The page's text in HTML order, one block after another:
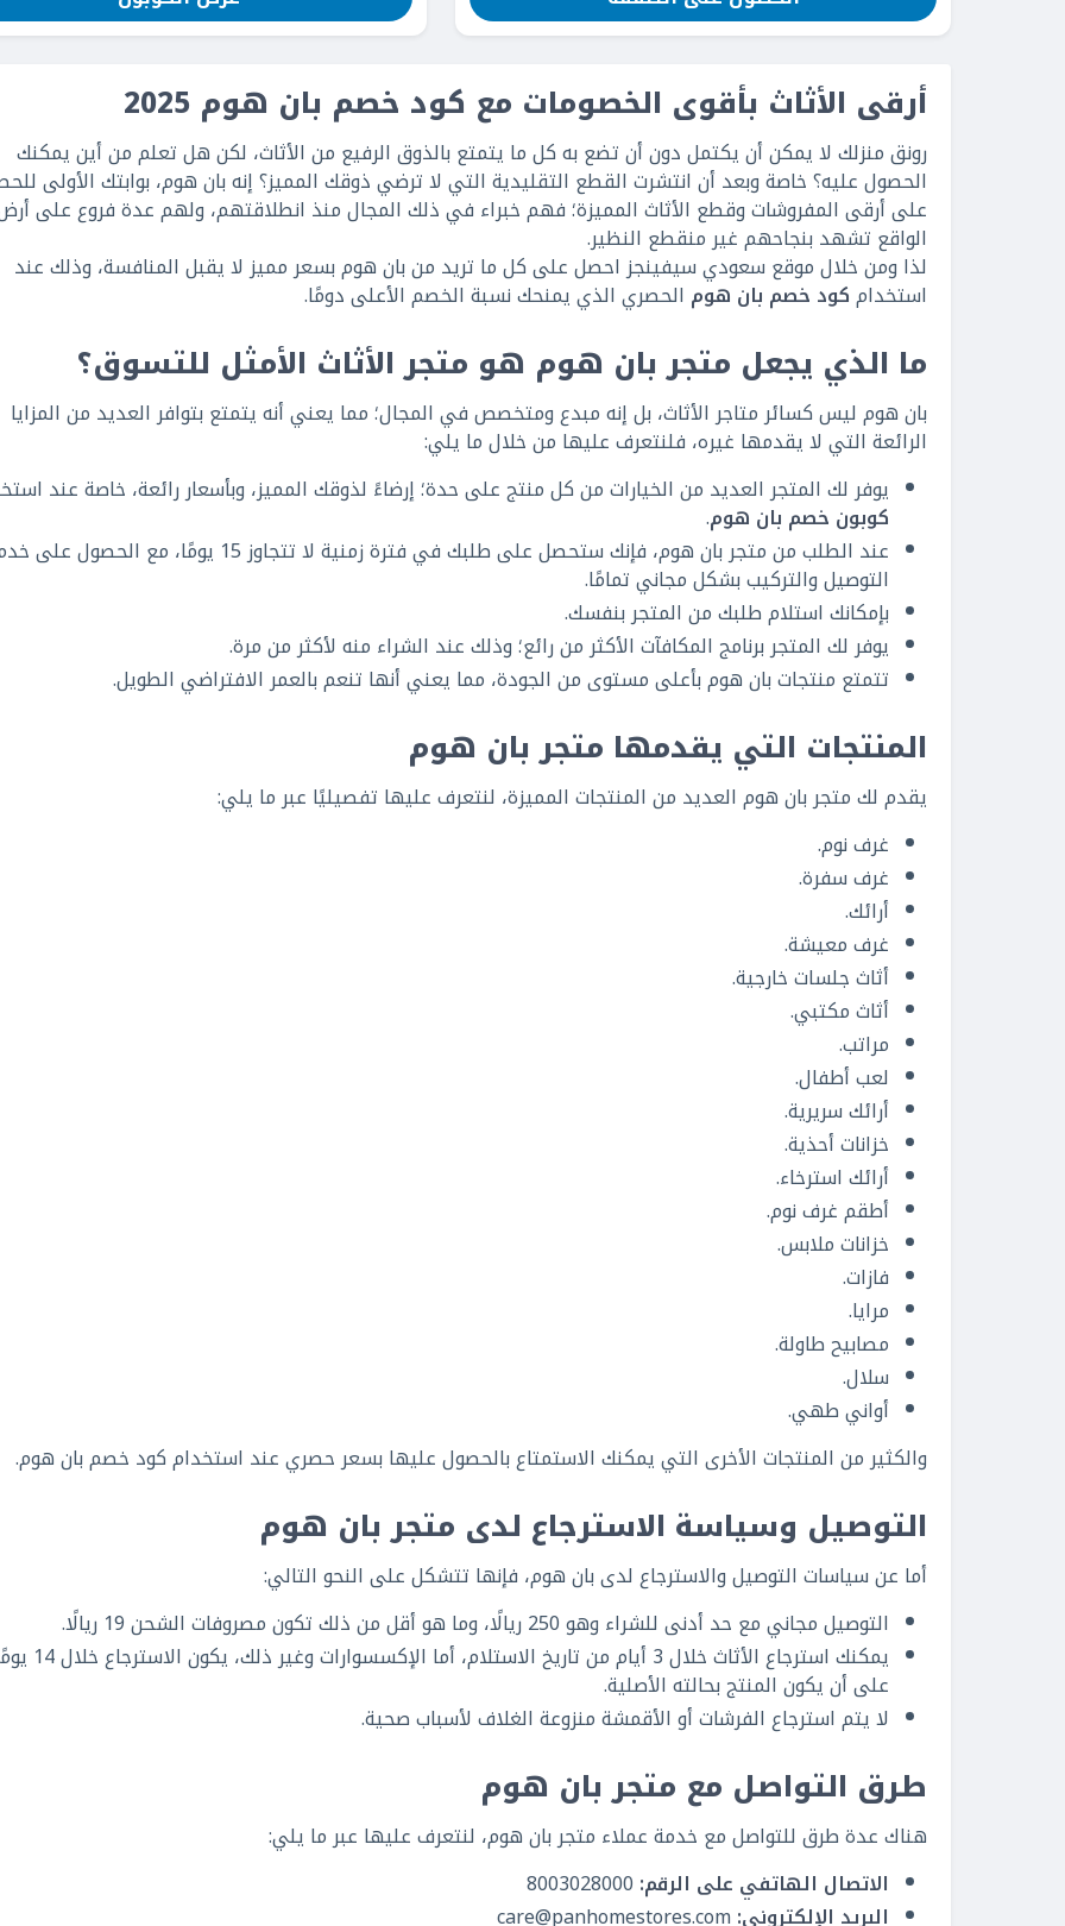
أرقى الأثاث بأقوى الخصومات مع كود خصم بان هوم 2025
رونق منزلك لا يمكن أن يكتمل دون أن تضع به كل ما يتمتع بالذوق الرفيع من الأثاث، لكن هل تعلم من أين يمكنك
الحصول عليه؟ خاصة وبعد أن انتشرت القطع التقليدية التي لا ترضي ذوقك المميز؟ إنه بان هوم، بوابتك الأولى
على أرقى المفروشات وقطع الأثاث المميزة؛ فهم خبراء في ذلك المجال منذ انطلاقتهم، ولهم عدة فروع على
الواقع تشهد بنجاحهم غير منقطع النظير.
لذا ومن خلال موقع سعودي سيفينجز احصل على كل ما تريد من بان هوم بسعر مميز لا يقبل المنافسة، وذلك عند
استخدامكود خصم بان هوم الحصري الذي يمنحك نسبة الخصم الأعلى دومًا.
ما الذي يجعل متجر بان هوم هو متجر الأثاث الأمثل للتسوق؟
بان هوم ليس كسائر متاجر الأثاث، بل إنه مبدع ومتخصص في المجال؛ مما يعني أنه يتمتع بتوافر العديد من المزايا
الرائعة التي لا يقدمها غيره، فلنتعرف عليها من خلال ما يلي:
يوفر لك المتجر العديد من الخيارات من كل منتج على حدة؛ إرضاءً لذوقك المميز، وبأسعار رائعة، خاصة عند
كوبون خصم بان هوم.
عند الطلب من متجر بان هوم، فإنك ستحصل على طلبك في فترة زمنية لا تتجاوز 15 يومًا، مع
التوصيل والتركيب بشكل مجاني تمامًا.
بإمكانك استلام طلبك من المتجر بنفسك.
يوفر لك المتجر برنامج المكافآت الأكثر من رائع؛ وذلك عند الشراء منه لأكثر من مرة.
تتمتع منتجات بان هوم بأعلى مستوى من الجودة، مما يعني أنها تنعم بالعمر الافتراضي الطويل.
المنتجات التي يقدمها متجر بان هوم
يقدم لك متجر بان هوم العديد من المنتجات المميزة، لنتعرف عليها تفصيليًا عبر ما يلي:
غرف نوم.
غرف سفرة.
أرائك.
غرف معيشة.
أثاث جلسات خارجية.
أثاث مكتبي.
مراتب.
لعب أطفال.
أرائك سريرية.
خزانات أحذية.
أرائك استرخاء.
أطقم غرف نوم.
خزانات ملابس.
فازات.
مرايا.
مصابيح طاولة.
سلال.
أواني طهي.
والكثير من المنتجات الأخرى التي يمكنك الاستمتاع بالحصول عليها بسعر حصري عند استخدام كود خصم بان هوم.
التوصيل وسياسة الاسترجاع لدى متجر بان هوم
أما عن سياسات التوصيل والاسترجاع لدى بان هوم، فإنها تتشكل على النحو التالي:
التوصيل مجاني مع حد أدنى للشراء وهو 250 ريالًا، وما هو أقل من ذلك تكون مصروفات الشحن 19 ريالًا.
يمكنك استرجاع الأثاث خلال 3 أيام من تاريخ الاستلام، أما
على أن يكون المنتج بحالته الأصلية.
لا يتم استرجاع الفرشات أو الأقمشة منزوعة الغلاف لأسباب صحية.
طرق التواصل مع متجر بان هوم
هناك عدة طرق للتواصل مع خدمة عملاء متجر بان هوم، لنتعرف عليها عبر ما يلي:
الاتصال الهاتفي على الرقم:
البريد الإلكتروني:care@panhomestores.com